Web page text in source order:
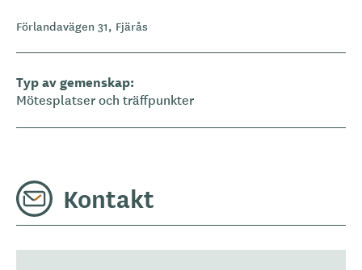
Förlandavägen 31, Fjärås
Typ av gemenskap
Mötesplatser och träffpunkter
Kontakt